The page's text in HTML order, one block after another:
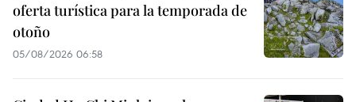
oferta turística para la temporada de
otoño
05/08/2026 06:58